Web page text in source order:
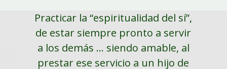
Practicar la “espiritualidad del sí”,
de estar siempre pronto a servir
a los demás ... siendo amable, al
prestar ese servicio a un hijo de